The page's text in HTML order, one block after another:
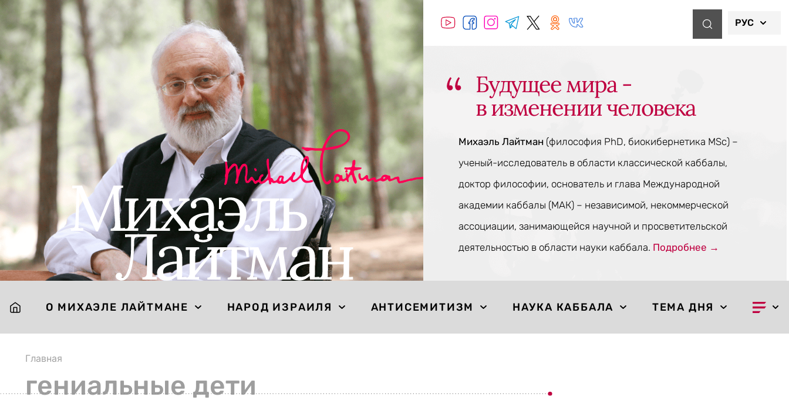
РУС
Будущее мира -
в изменении человека
Михаэль Лайтман (философия PhD, биокибернетика MSc) –
ученый-исследователь в области классической каббалы,
доктор философии, основатель и глава Международной
академии каббалы (МАК) – независимой, некоммерческой
ассоциации, занимающейся научной и просветительской
деятельностью в области науки каббала. Подробнее →
О МИХАЭЛЕ ЛАЙТМАНЕ НАРОД ИЗРАИЛЯ АНТИСЕМИТИЗМ НАУКА КАББАЛА ТЕМА ДНЯ
Главная
гениальные дети